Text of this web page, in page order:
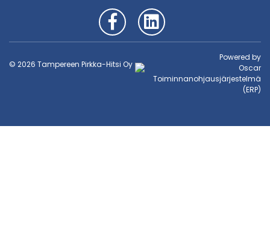
© 2026 Tampereen Pirkka-Hitsi Oy
Powered by